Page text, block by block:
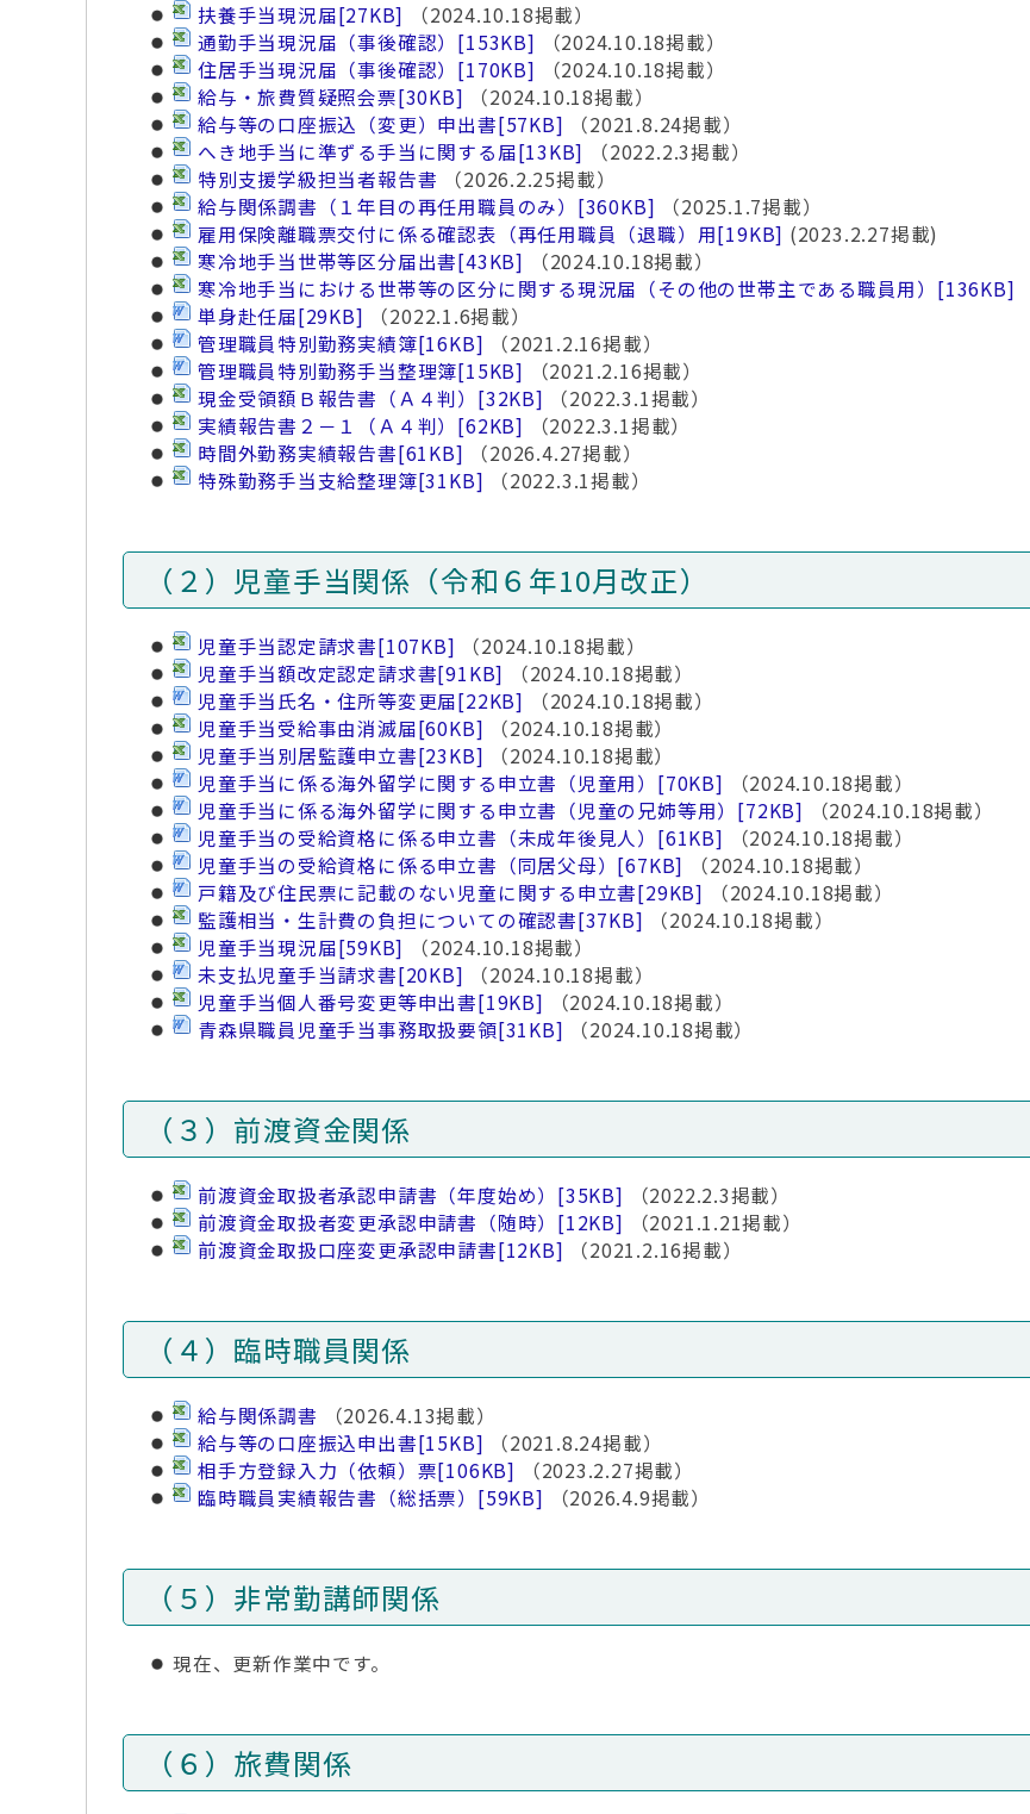
扶養手当現況届[27KB] （2024.10.18掲載）
通勤手当現況届（事後確認） [153KB]
（2024.10.18掲載）
住居手当現況届（事後確認） [170KB]
（2024.10.18掲載）
給与・旅費質疑照会票[30KB]
（2024.10.18掲載）
給与等の口座振込（変更）申出書[57KB]
（2021.8.24掲載）
へき地手当に準ずる手当に関する届[13KB]
（2022.2.3掲載）
特別支援学級担当者報告書
（2026.2.25掲載）
給与関係調書（１年目の再任用職員のみ） [360KB]
（2025.1.7掲載）
雇用保険離職票交付に係る確認表（再任用職員（退職）用[19KB] (2023.2.27掲載)
寒冷地手当世帯等区分届出書[43KB]
（2024.10.18掲載）
寒冷地手当における世帯等の区分に関する現況届（その他の世帯主である職員用） [136KB]
単身赴任届[29KB] （2022.1.6掲載）
管理職員特別勤務実績簿[16KB] （2021.2.16掲載）
管理職員特別勤務手当整理簿[15KB] （2021.2.16掲載）
現金受領額Ｂ報告書（Ａ４判） [32KB] （2022.3.1掲載）
実績報告書２－１（Ａ４判） [62KB] （2022.3.1掲載）
時間外勤務実績報告書[61KB] （2026.4.27掲載）
特殊勤務手当支給整理簿[31KB] （2022.3.1掲載）
（２）児童手当関係（令和６年10月改正）
児童手当認定請求書[107KB] （2024.10.18掲載）
児童手当額改定認定請求書[91KB] （2024.10.18掲載）
児童手当氏名・住所等変更届[22KB]
（2024.10.18掲載）
児童手当受給事由消滅届[60KB] （2024.10.18掲載）
児童手当別居監護申立書[23KB] （2024.10.18掲載）
児童手当に係る海外留学に関する申立書（児童用） [70KB] （2024.10.18掲載）
児童手当に係る海外留学に関する申立書（児童の兄姉等用） [72KB] （2024.10.18掲載）
児童手当の受給資格に係る申立書（未成年後見人） [61KB] （2024.10.18掲載）
児童手当の受給資格に係る申立書（同居父母） [67KB] （2024.10.18掲載）
戸籍及び住民票に記載のない児童に関する申立書[29KB] （2024.10.18掲載）
監護相当・生計費の負担についての確認書[37KB]
（2024.10.18掲載）
児童手当現況届[59KB] （2024.10.18掲載）
未支払児童手当請求書[20KB] （2024.10.18掲載）
児童手当個人番号変更等申出書[19KB]
（2024.10.18掲載）
青森県職員児童手当事務取扱要領[31KB] （2024.10.18掲載）
（３）前渡資金関係
前渡資金取扱者承認申請書（年度始め） [35KB]
（2022.2.3掲載）
前渡資金取扱者変更承認申請書（随時） [12KB]
（2021.1.21掲載）
前渡資金取扱口座変更承認申請書[12KB] （2021.2.16掲載）
（４）臨時職員関係
給与関係調書
（2026.4.13掲載）
給与等の口座振込申出書[15KB]
（2021.8.24掲載）
相手方登録入力（依頼）票[106KB]
（2023.2.27掲載）
臨時職員実績報告書（総括票） [59KB] （2026.4.9掲載）
（５）非常勤講師関係
現在、更新作業中です。
（６）旅費関係